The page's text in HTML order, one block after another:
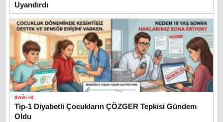
Uyandırdı
SAĞLIK
Tip-1 Diyabetli Çocukların ÇÖZGER Tepkisi Gündem
Oldu